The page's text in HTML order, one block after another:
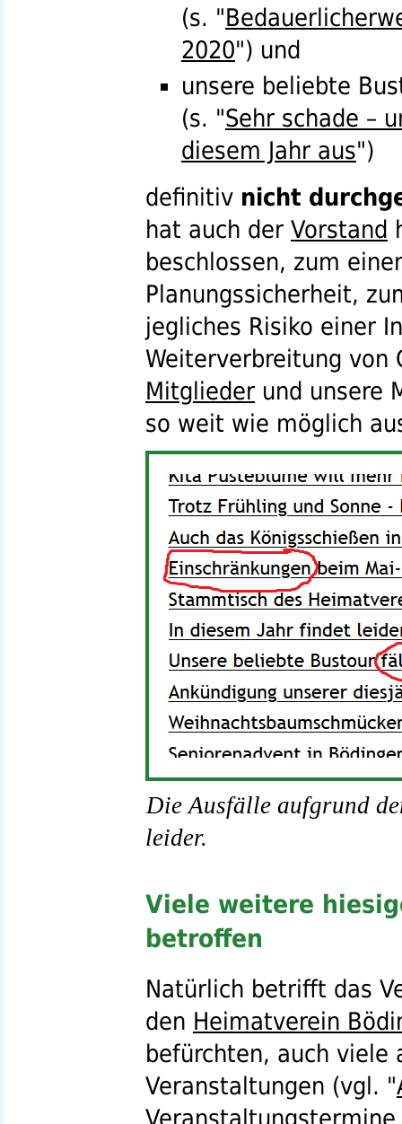
(s. "
2020") und
unsere beliebte
(s. "Sehr schade –
diesem Jahr aus")
definitiv nicht
hat auch der Vorstand
beschlossen, zum
Planungssicherheit,
jegliches Risiko einer
Weiterverbreitung von
Mitglieder und unsere
so weit wie möglich
Die Ausfälle aufgrund
leider.
Viele weitere
betroffen
Natürlich betrifft das
den Heimatverein
befürchten, auch
Veranstaltungen (vgl. "
Veranstaltungstermine